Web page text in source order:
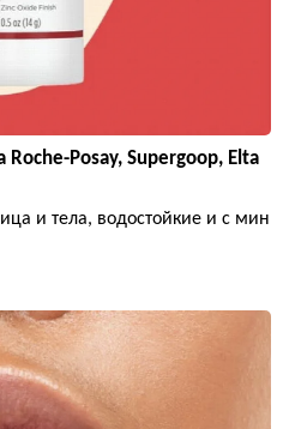
Posay, Supergoop, Elta
и тела, водостойкие и с мин